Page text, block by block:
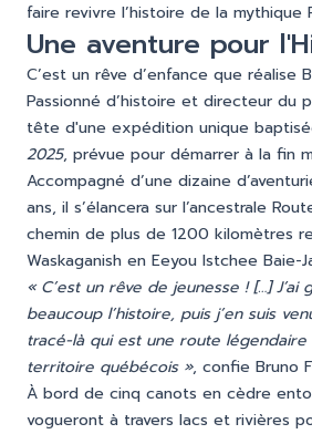
faire revivre l’histoire de la mythique
Une aventure pour
C’est un rêve d’enfance que réalise
Passionné d’histoire et directeur du
tête d'une expédition unique
2025, prévue pour démarrer à la fin
Accompagné d’une dizaine
ans, il s’élancera sur l’ancestrale
chemin de plus de 1200 kilomètres
Waskaganish en Eeyou Istchee Baie-
« C’est un rêve de jeunesse ! […] J’ai
beaucoup l’histoire, puis j’en suis
tracé-là qui est une route légendaire
territoire québécois », confie Bruno
À bord de cinq canots en cèdre
vogueront à travers lacs et rivières